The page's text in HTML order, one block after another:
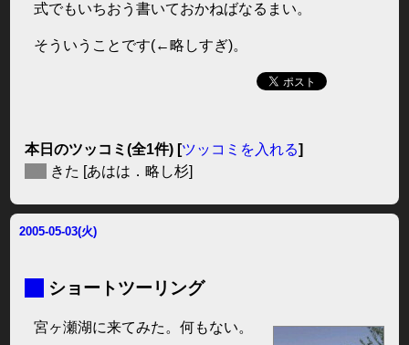
式でもいちおう書いておかねばなるまい。
そういうことです(←略しすぎ)。
本日のツッコミ(全1件) [ツッコミを入れる]
きた [あはは．略し杉]
2005-05-03(火)
ショートツーリング
宮ヶ瀬湖に来てみた。何もない。